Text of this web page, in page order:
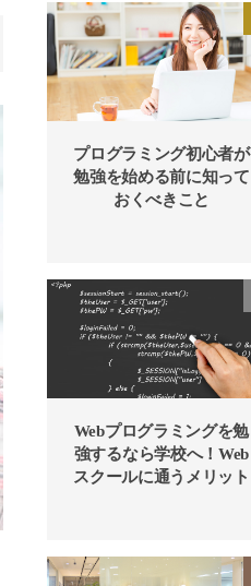
プログラミング初心者が
勉強を始める前に知って
おくべきこと
Webプログラミングを勉
強するなら学校へ！Web
スクールに通うメリット